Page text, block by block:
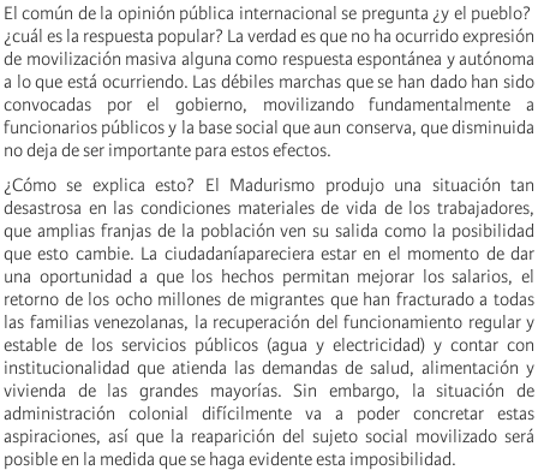
El común de la opinión pública internacional se pregunta ¿y el pueblo?
¿cuál es la respuesta popular? La verdad es que no ha ocurrido expresión
de movilización masiva alguna como respuesta espontánea y autónoma
a lo que está ocurriendo. Las débiles marchas que se han dado han sido
convocadas por el gobierno, movilizando fundamentalmente a
funcionarios públicos y la base social que aun conserva, que disminuida
no deja de ser importante para estos efectos.
¿Cómo se explica esto? El Madurismo produjo una situación tan
desastrosa en las condiciones materiales de vida de los trabajadores,
que amplias franjas de la población ven su salida como la posibilidad
que esto cambie. La ciudadaníapareciera estar en el momento de dar
una oportunidad a que los hechos permitan mejorar los salarios, el
retorno de los ocho millones de migrantes que han fracturado a todas
las familias venezolanas, la recuperación del funcionamiento regular y
estable de los servicios públicos (agua y electricidad) y contar con
institucionalidad que atienda las demandas de salud, alimentación y
vivienda de las grandes mayorías. Sin embargo, la situación de
administración colonial difícilmente va a poder concretar estas
aspiraciones, así que la reaparición del sujeto social movilizado será
posible en la medida que se haga evidente esta imposibilidad.